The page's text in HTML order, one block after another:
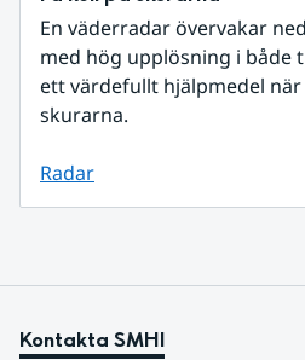
En väderradar övervakar
med hög upplösning i både
ett värdefullt hjälpmedel
skurarna.
Radar
Kontakta SMHI